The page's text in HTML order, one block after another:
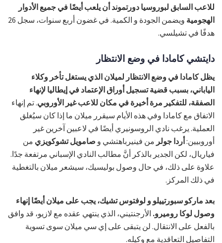
للاعب السابق لبوروسيا دورتموند أن يلعب أيضًا في جميع الأدوار
الهجومية
ويضمن الجودة و الكمية. في غضون أربع سنوات، سجل 26
هدفًا في تشيلسي.
دايتشي كامادا في وضع الانتظار
يظل كامادا في وضع الانتظار لميلان الذي يستغل تأخر وكلاء
الياباني، بسبب قضية تسجيل أوراق الإعتماد في إيطاليا لإنهاء
الصفقة، للتفكير مرة أخيرة في مكان للاعب غير الأوروبي. تم إنهاء
الاتفاق مع كامادا وفي هذه الأيام سيقرر ميلان ما إذا كان سيُغلق
العملية. يرغب نادي الروسونيري أيضًا في لاعبين آخرين غير
أوروبيين:أردا جولر من فينيرباهتشي و صامويل تشوكويزي من
فياريال، لكن الجدير بالذكر أنَّ مطالب النادي الإسباني مرتفعة جدًا.
علاوة على ذلك، في حال وصول بوليسيك، سيشعر ميلان بالتغطية
في ذلك المركز.
بعد ماركو سبورتييلو و لوفتوس تشيك، يجب على ميلان أيضًا إنهاء
وصول لوكا روميرو. الأرجنتيني، الذي ينتهي عقده مع لازيو، قد وافق
بالفعل على الانتقال. لن يتبقى على إي سي ميلان سوى تسوية
التفاصيل التعاقدية مع وكيله.